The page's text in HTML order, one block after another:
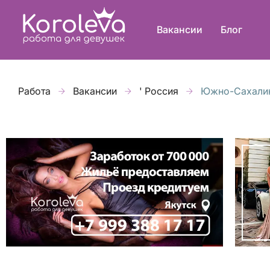
Вакансии Блог
Работа Вакансии ' Россия Южно-